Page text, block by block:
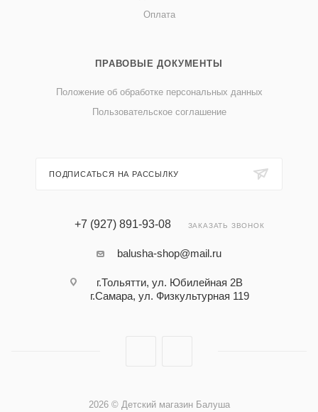
Оплата
ПРАВОВЫЕ ДОКУМЕНТЫ
Положение об обработке персональных данных
Пользовательское соглашение
ПОДПИСАТЬСЯ НА РАССЫЛКУ
+7 (927) 891-93-08 ЗАКАЗАТЬ ЗВОНОК
balusha-shop@mail.ru
г.Тольятти, ул. Юбилейная 2В
г.Самара, ул. Физкультурная 119
2026 © Детский магазин Балуша